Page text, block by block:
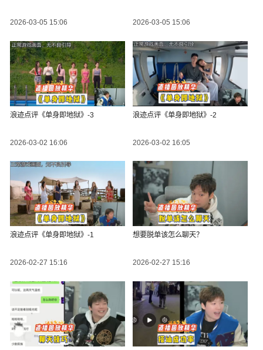
2026-03-05 15:06 2026-03-05 15:06
浪迹点评《单身即地狱》-3
2026-03-02 16:06
浪迹点评《单身即地狱》-2
2026-03-02 16:05
浪迹点评《单身即地狱》-1
2026-02-27 15:16
想要脱单该怎么聊天？
2026-02-27 15:16